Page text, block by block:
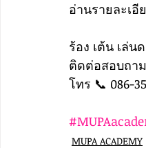
อ่านรายละเอี
ร้อง เต้น เล่น
ติดต่อสอบถา
โทร 📞 086-
MUPA ACADEMY